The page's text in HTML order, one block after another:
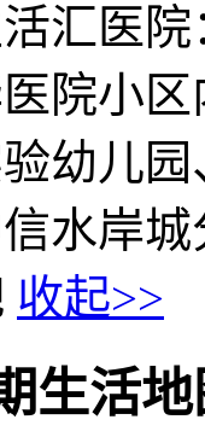
汇医
院小
幼儿园
水岸
收起>>
生活地